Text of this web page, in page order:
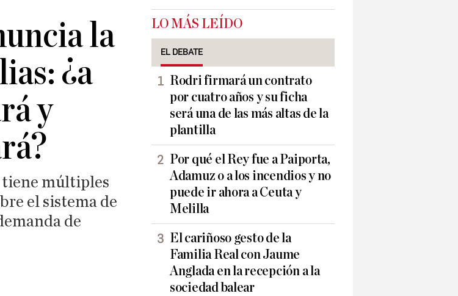
la
¿a
y
tiene múltiples
el sistema de
de
LO MÁS LEÍDO
EL DEBATE
Rodri firmará un contrato
por cuatro años y su ficha
será una de las más altas de la
plantilla
Por qué el Rey fue a Paiporta,
Adamuz o a los incendios y no
puede ir ahora a Ceuta y
Melilla
El cariñoso gesto de la
Familia Real con Jaume
Anglada en la recepción a la
sociedad balear